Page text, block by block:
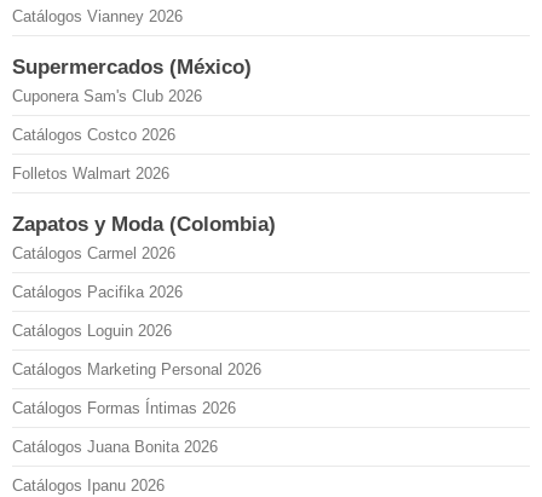
Catálogos Vianney 2026
Supermercados (México)
Cuponera Sam's Club 2026
Catálogos Costco 2026
Folletos Walmart 2026
Zapatos y Moda (Colombia)
Catálogos Carmel 2026
Catálogos Pacifika 2026
Catálogos Loguin 2026
Catálogos Marketing Personal 2026
Catálogos Formas Íntimas 2026
Catálogos Juana Bonita 2026
Catálogos Ipanu 2026